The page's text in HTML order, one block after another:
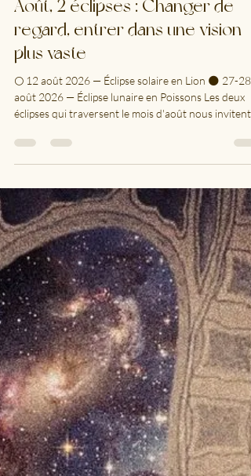
mysticsoma8
il y a 3 jours
4 min de lecture
Août, 2 éclipses : Changer de
regard, entrer dans une vision
plus vaste
🌕 12 août 2026 — Éclipse solaire en Lion 🌑 27-28
avant tout à changer de regard. Nous avons
l'habitude d'interpréter notre vie à travers de
nombreux prismes : la peur, les émotions, la dureté
des communications, les blessures & expériences
anciennes, les habitudes qui nous rassurent, les
objectifs que nous poursuivons parfois sans plus
savoir pourquoi. Les éclipses nous pr